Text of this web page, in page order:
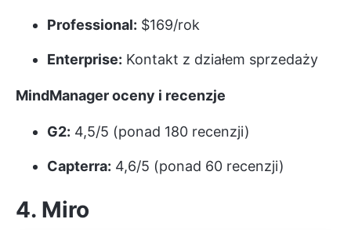
Professional: $169/rok
Enterprise: Kontakt z działem sprzedaży
MindManager oceny i recenzje
G2: 4,5/5 (ponad 180 recenzji)
Capterra: 4,6/5 (ponad 60 recenzji)
4. Miro